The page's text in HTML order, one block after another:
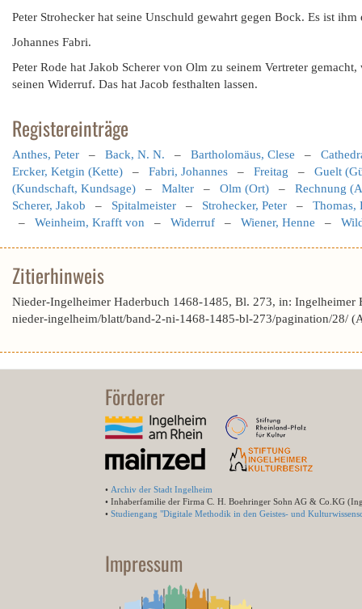
Peter Strohecker hat seine Unschuld gewahrt gegen Bock. Es ist
Johannes Fabri.
Peter Rode hat Jakob Scherer von Olm zu seinem Vertreter
seinen Widerruf. Das hat Jacob festhalten lassen.
Registereinträge
Anthes, Peter – Back, N. N. – Bartholomäus, Clese –
Ercker, Ketgin (Kette) – Fabri, Johannes – Freitag – Guelt
(Kundschaft, Kundsage) – Malter – Olm (Ort) – Rechnung
Scherer, Jakob – Spitalmeister – Strohecker, Peter – Thomas,
– Weinheim, Krafft von – Widerruf – Wiener, Henne –
Zitierhinweis
Nieder-Ingelheimer Haderbuch 1468-1485, Bl. 273, in:
nieder-ingelheim/blatt/band-2-ni-1468-1485-bl-273/pagination/28/
Förderer
• Archiv der Stadt Ingelheim
• Inhaberfamilie der Firma C. H. Boehringer Sohn AG & Co.KG
• Studiengang "Digitale Methodik in den Geistes- und
Impressum